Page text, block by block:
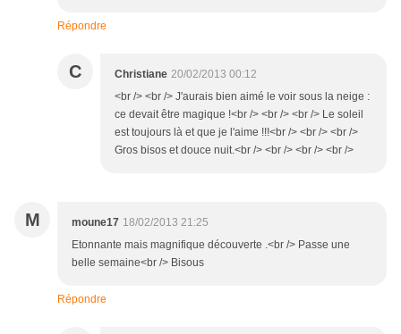
Répondre
C Christiane 20/02/2013 00:12
<br /> <br /> J'aurais bien aimé le voir sous la neige :
ce devait être magique !<br /> <br /> <br /> Le soleil
est toujours là et que je l'aime !!!<br /> <br /> <br />
Gros bisos et douce nuit.<br /> <br /> <br /> <br />
M moune17 18/02/2013 21:25
Etonnante mais magnifique découverte .<br /> Passe une
belle semaine<br /> Bisous
Répondre